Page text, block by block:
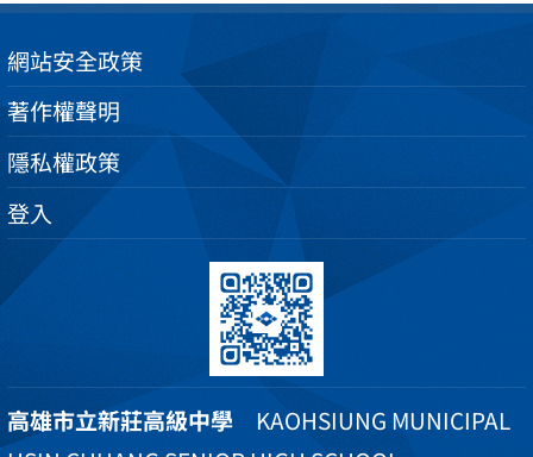
網站安全政策
著作權聲明
隱私權政策
登入
高雄市立新莊高級中學 KAOHSIUNG MUNICIPAL